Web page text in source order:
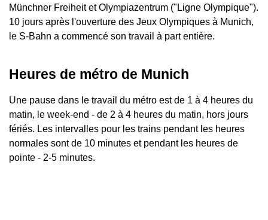
Münchner Freiheit et Olympiazentrum ("Ligne Olympique").
10 jours après l'ouverture des Jeux Olympiques à Munich,
le S-Bahn a commencé son travail à part entière.
Heures de métro de Munich
Une pause dans le travail du métro est de 1 à 4 heures du
matin, le week-end - de 2 à 4 heures du matin, hors jours
fériés. Les intervalles pour les trains pendant les heures
normales sont de 10 minutes et pendant les heures de
pointe - 2-5 minutes.